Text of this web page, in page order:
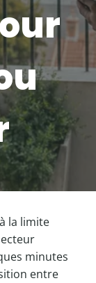
la limite
minutes
entre